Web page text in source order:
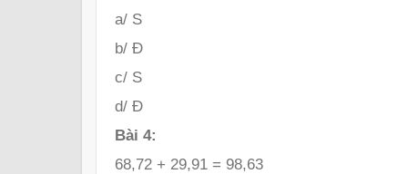
a/ S
b/ Đ
c/ S
d/ Đ
Bài 4:
68,72 + 29,91 = 98,63